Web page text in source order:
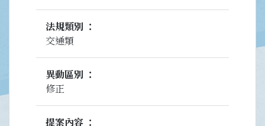
法規類別
交通類
異動區別
修正
提案內容